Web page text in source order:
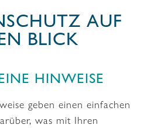
AUF
BLICK
HINWEISE
geben einen einfachen
was mit Ihren